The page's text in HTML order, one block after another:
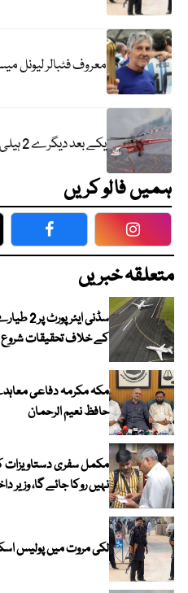
معروف فٹبالر لیونل
یکے بعد دیگرے 2 ہیلی کاپٹر گر کر تباہ؛ متعدد ہلاکتیں
ہمیں فالو کریں
Facebook
متعلقہ خبریں
سڈنی
کے خلاف تحقیقات شروع
مکہ مکرمہ دفاعی
حافظ نعیم الرحمان
مکمل سفری دستاویزات
نہیں روکا جائے گا، وزیر
لکی مروت میں پولیس